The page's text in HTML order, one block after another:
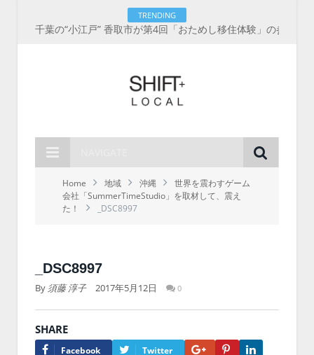
TRENDING
Home 地域 沖縄
世界を震わすゲーム
会社「SummerTimeStudio」を取材して、震え
た！
_DSC8997
_DSC8997
By 須藤 淳子 2017年5月12日 0
SHARE
Facebook Twitter Google+Pinterest